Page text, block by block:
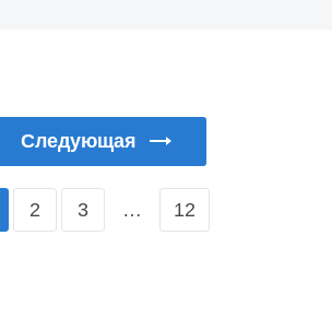
Следующая
2 3 … 12